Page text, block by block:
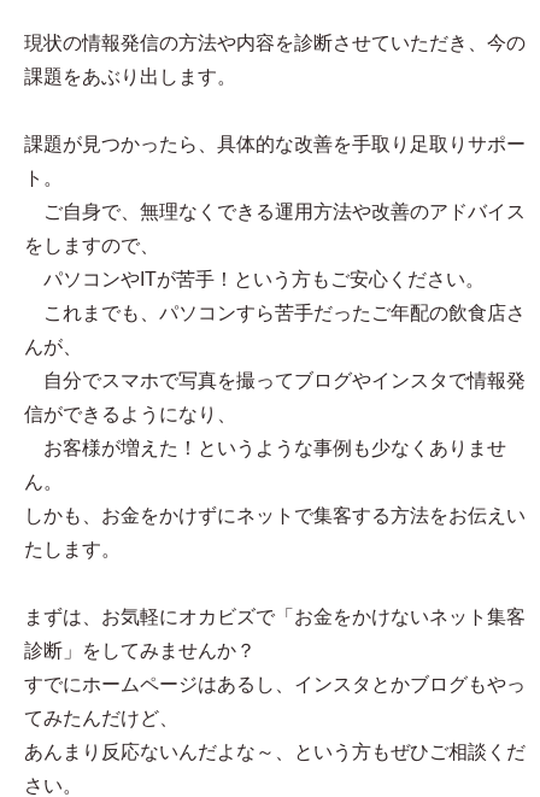
現状の情報発信の方法や内容を診断させていただき、今の
課題をあぶり出します。
課題が見つかったら、具体的な改善を手取り足取りサポー
ト。
ご自身で、無理なくできる運用方法や改善のアドバイス
をしますので、
パソコンやITが苦手！という方もご安心ください。
これまでも、パソコンすら苦手だったご年配の飲食店さ
んが、
自分でスマホで写真を撮ってブログやインスタで情報発
信ができるようになり、
お客様が増えた！というような事例も少なくありませ
ん。
しかも、お金をかけずにネットで集客する方法をお伝えい
たします。
まずは、お気軽にオカビズで「お金をかけないネット集客
診断」をしてみませんか？
すでにホームページはあるし、インスタとかブログもやっ
てみたんだけど、
あんまり反応ないんだよな～、という方もぜひご相談くだ
さい。